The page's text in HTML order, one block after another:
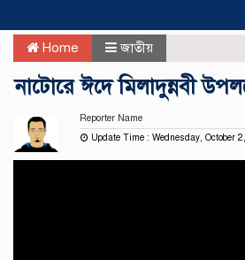
Home জাতীয়
নাটোরে ঈদে মিলাদুন্নবী
Reporter Name
Update Time : Wednesday, October